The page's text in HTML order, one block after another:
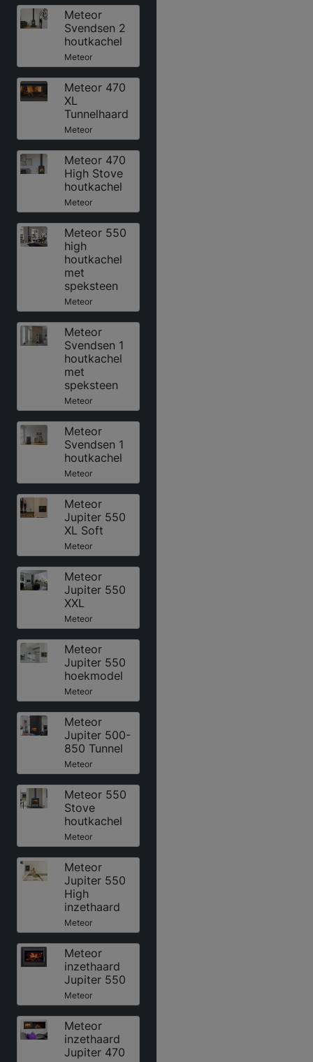
Meteor
Svendsen 2
houtkachel
Meteor
Meteor 470
XL
Tunnelhaard
Meteor
Meteor 470
High Stove
houtkachel
Meteor
Meteor 550
high
houtkachel
met
speksteen
Meteor
Meteor
Svendsen 1
houtkachel
met
speksteen
Meteor
Meteor
Svendsen 1
houtkachel
Meteor
Meteor
Jupiter 550
XL Soft
Meteor
Meteor
Jupiter 550
XXL
Meteor
Meteor
Jupiter 550
hoekmodel
Meteor
Meteor
Jupiter 500-
850 Tunnel
Meteor
Meteor 550
Stove
houtkachel
Meteor
Meteor
Jupiter 550
High
inzethaard
Meteor
Meteor
inzethaard
Jupiter 550
Meteor
Meteor
inzethaard
Jupiter 470